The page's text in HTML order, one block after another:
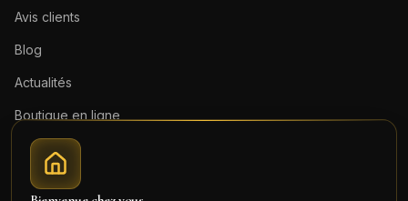
Avis clients
Blog
Actualités
Boutique en ligne
Contact
Mentions légales